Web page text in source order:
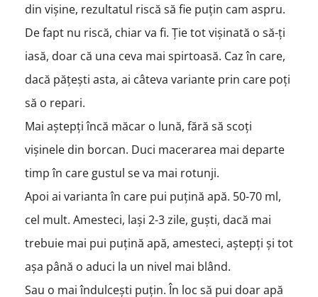
din vișine, rezultatul riscă să fie puțin cam aspru.
De fapt nu riscă, chiar va fi. Ție tot vișinată o să-ți
iasă, doar că una ceva mai spirtoasă. Caz în care,
dacă pățești asta, ai câteva variante prin care poți
să o repari.
Mai aștepți încă măcar o lună, fără să scoți
vișinele din borcan. Duci macerarea mai departe
timp în care gustul se va mai rotunji.
Apoi ai varianta în care pui puțină apă. 50-70 ml,
cel mult. Amesteci, lași 2-3 zile, guști, dacă mai
trebuie mai pui puțină apă, amesteci, aștepți și tot
așa până o aduci la un nivel mai blând.
Sau o mai îndulcești puțin. În loc să pui doar apă